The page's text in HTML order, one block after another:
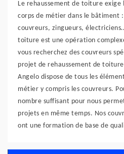
Le rehaussement de toiture
corps de métier dans le bâtiment
couvreurs, zingueurs,
toiture est une opération
vous recherchez des couvreurs
projet de rehaussement de
Angelo dispose de tous les
métier y compris les couvreurs.
nombre suffisant pour nous
projets en même temps. Nos
ont une formation de base de